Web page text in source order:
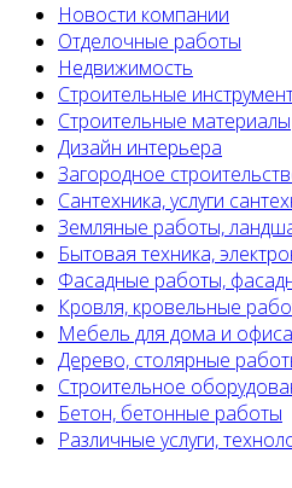
Новости компании
Отделочные работы
Недвижимость
Строительные
Строительные материалы
Дизайн интерьера
Загородное
Сантехника, услуги
Земляные работы,
Бытовая техника,
Фасадные работы,
Кровля, кровельные
Мебель для дома и офиса
Дерево, столярные
Строительное
Бетон, бетонные работы
Различные услуги,